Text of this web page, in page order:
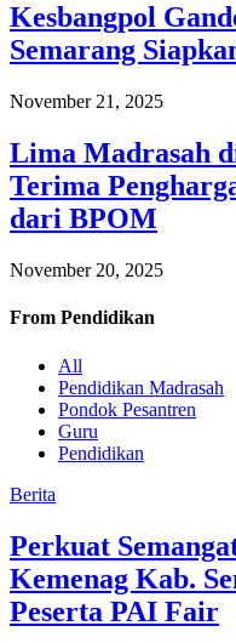
Kesbangpol
Semarang
November 21, 2025
Lima Madrasah
Terima
dari BPOM
November 20, 2025
From Pendidikan
All
Pendidikan Madrasah
Pondok Pesantren
Guru
Pendidikan
Berita
Perkuat
Kemenag Kab.
Peserta PAI Fair